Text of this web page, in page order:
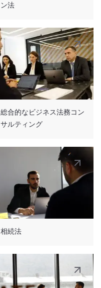
ン法
総合的なビジネス法務コン
サルティング
相続法